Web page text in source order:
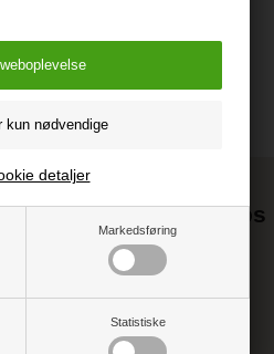
Markedsføring
Statistiske
detaljer
billigere at handle hos
og gå ikke glip af gode tilbud